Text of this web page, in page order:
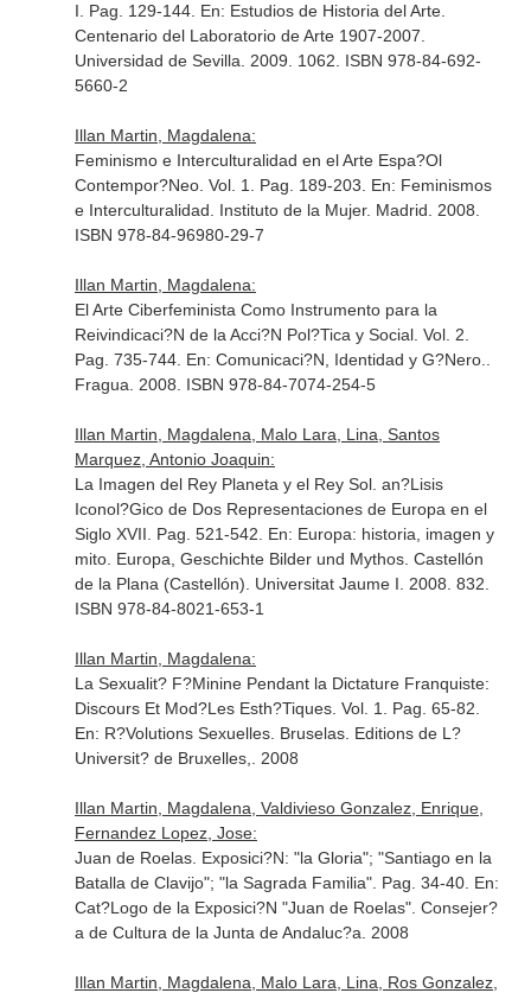
I. Pag. 129-144. En: Estudios de Historia del Arte.
Centenario del Laboratorio de Arte 1907-2007
Universidad de Sevilla. 2009. 1062. ISBN 978-84-692-
5660-2
Illan Martin, Magdalena:
Feminismo e Interculturalidad en el Arte Espa?Ol
Contempor?Neo. Vol. 1. Pag. 189-203. En: Feminismos
e Interculturalidad . Instituto de la Mujer. Madrid. 2008.
ISBN 978-84-96980-29-7
Illan Martin, Magdalena:
El Arte Ciberfeminista Como Instrumento para la
Reivindicaci?N de la Acci?N Pol?Tica y Social. Vol. 2.
Pag. 735-744. En: Comunicaci?N, Identidad y G?Nero.
Fragua. 2008. ISBN 978-84-7074-254-5
Illan Martin, Magdalena, Malo Lara, Lina, Santos
Marquez, Antonio Joaquin:
La Imagen del Rey Planeta y el Rey Sol. an?Lisis
Iconol?Gico de Dos Representaciones de Europa en el
Siglo XVII. Pag. 521-542. En: Europa: historia, imagen y
mito. Europa, Geschichte Bilder und Mythos. Castellón
de la Plana (Castellón). Universitat Jaume I. 2008. 832.
ISBN 978-84-8021-653-1
Illan Martin, Magdalena:
La Sexualit? F?Minine Pendant la Dictature Franquiste:
Discours Et Mod?Les Esth?Tiques. Vol. 1. Pag. 65-82.
En: R?Volutions Sexuelles. Bruselas. Editions de L?
Universit? de Bruxelles,. 2008
Illan Martin, Magdalena, Valdivieso Gonzalez, Enrique,
Fernandez Lopez, Jose:
Juan de Roelas. Exposici?N: "la Gloria"; "Santiago en la
Batalla de Clavijo"; "la Sagrada Familia". Pag. 34-40. En:
Cat?Logo de la Exposici?N "Juan de Roelas". Consejer?
a de Cultura de la Junta de Andaluc?a. 2008
Illan Martin, Magdalena, Malo Lara, Lina, Ros Gonzalez,